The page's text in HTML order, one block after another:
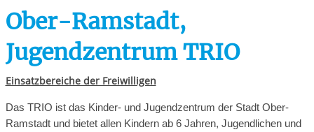
Ober-Ramstadt,
Jugendzentrum TRIO
Einsatzbereiche der Freiwilligen
Das TRIO ist das Kinder- und Jugendzentrum der Stadt Ober-
Ramstadt und bietet allen Kindern ab 6 Jahren, Jugendlichen und